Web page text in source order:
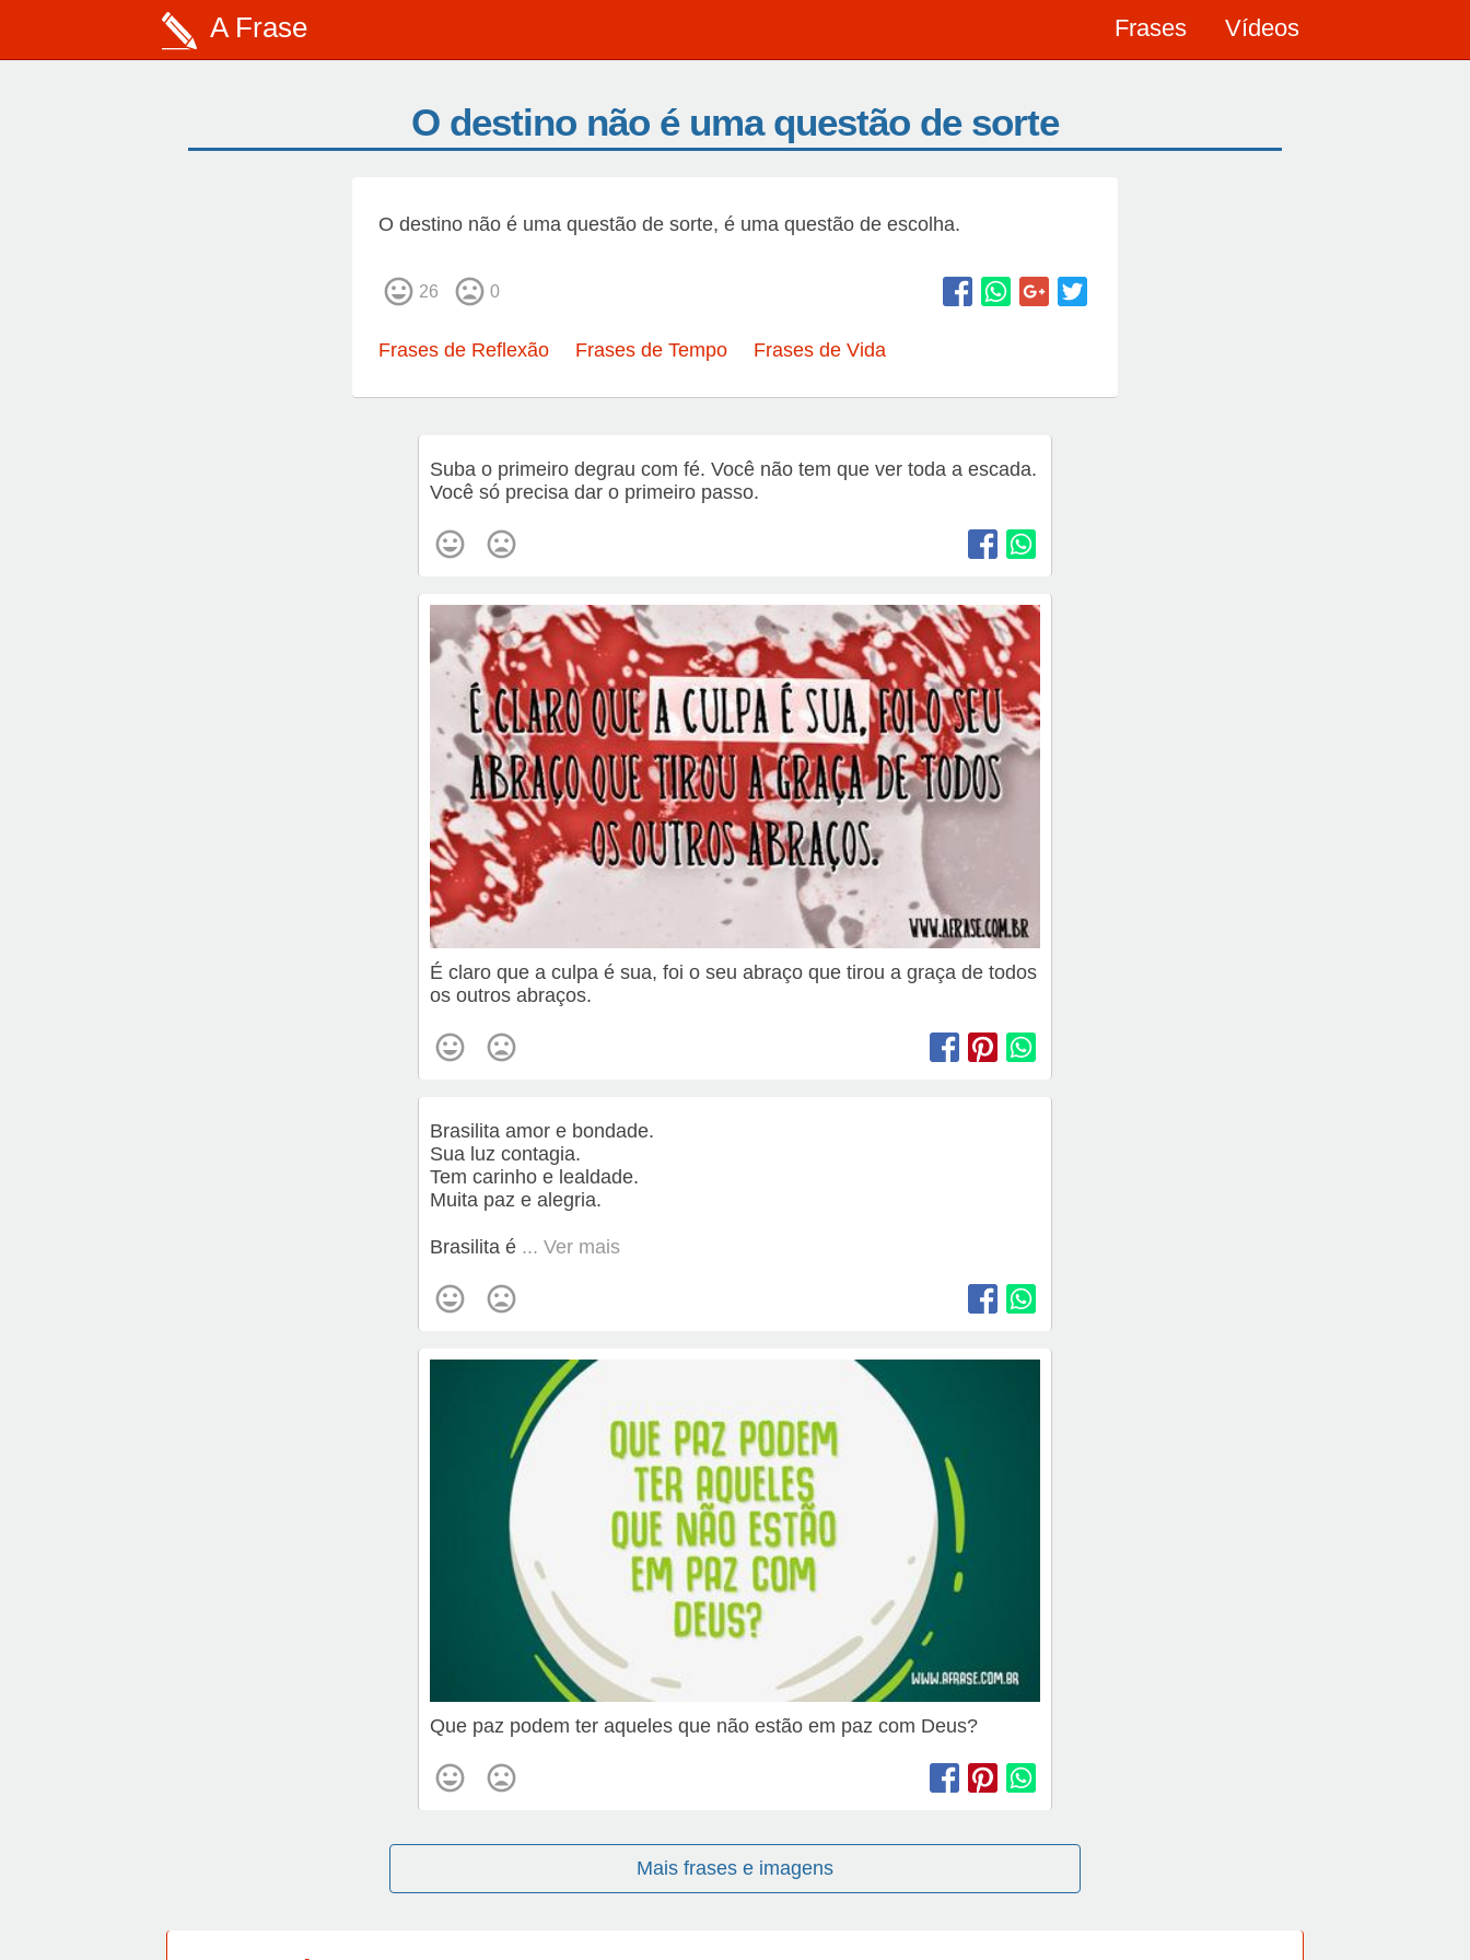
A Frase Frases Vídeos
O destino não é uma questão de sorte
O destino não é uma questão de sorte, é uma questão de escolha.
26 0
Frases de Reflexão Frases de Tempo Frases de Vida
Suba o primeiro degrau com fé. Você não tem que ver toda a escada.
Você só precisa dar o primeiro passo.
É claro que a culpa é sua, foi o seu abraço que tirou a graça de todos
os outros abraços.
Brasilita amor e bondade.
Sua luz contagia.
Tem carinho e lealdade.
Muita paz e alegria.
Brasilita é ... Ver mais
Que paz podem ter aqueles que não estão em paz com Deus?
Mais frases e imagens